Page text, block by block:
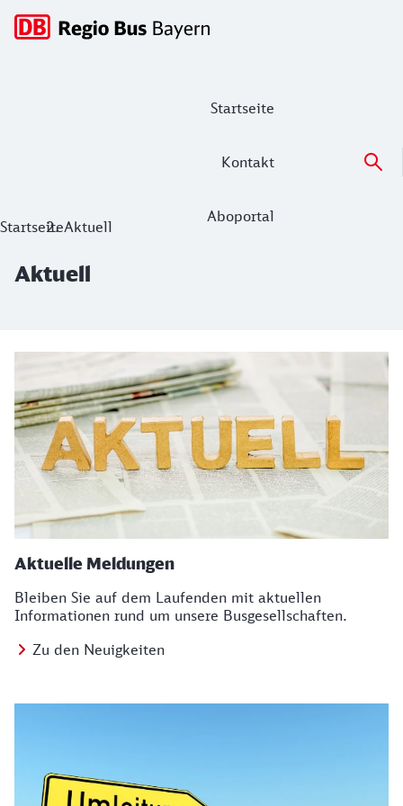
Startseite
Kontakt
Aboportal
Hauptnavigation
Aktuell
StartseiteAktuell
Aktuell
Aktuelle Meldungen
Bleiben Sie auf dem Laufenden mit aktuellen
Informationen rund um unsere Busgesellschaften.
Zu den Neuigkeiten